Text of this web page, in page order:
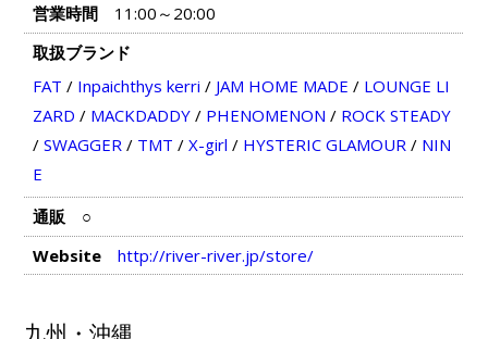
営業時間
11:00～20:00
取扱ブランド
FAT / Inpaichthys kerri / JAM HOME MADE / LOUNGE LI
ZARD / MACKDADDY/ PHENOMENON / ROCK STEADY
/ SWAGGER/ TMT / X-girl / HYSTERIC GLAMOUR/ NIN
E
通販
○
Website
http://river-river.jp/store/
九州・沖縄